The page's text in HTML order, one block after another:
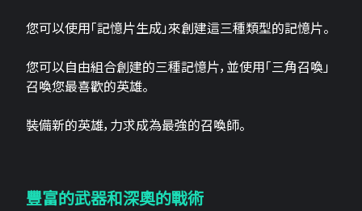
您可以使用「記憶片生成」來創建這三​​種類型的記憶片。
您可以自由組合創建的三種記憶片，並使用「三角召喚」
召喚您最喜歡的英雄。
裝備新的英雄，力求成為最強的召喚師。
豐富的武器和深奧的戰術